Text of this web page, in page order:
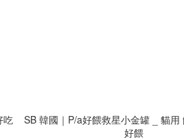
SB 韓國｜P/a好餵救星小金罐 _ 貓用 餵藥助手 好吃
好餵